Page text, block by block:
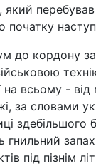
який
початку
до кордону
на всьому -
за словами
здебільшого
гнильний
під пізнім